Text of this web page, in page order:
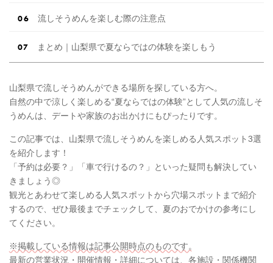
流しそうめんを楽しむ際の注意点
まとめ｜山梨県で夏ならではの体験を楽しもう
山梨県で流しそうめんができる場所を探している方へ。
自然の中で涼しく楽しめる“夏ならではの体験”として人気の流しそ
うめんは、デートや家族のお出かけにもぴったりです。
この記事では、山梨県で流しそうめんを楽しめる人気スポット3選
を紹介します！
「予約は必要？」「車で行けるの？」といった疑問も解決してい
きましょう◎
観光とあわせて楽しめる人気スポットから穴場スポットまで紹介
するので、ぜひ最後までチェックして、夏のおでかけの参考にし
てください。
※掲載している情報は記事公開時点のものです。
最新の営業状況・開催情報・詳細については、各施設・関係機関